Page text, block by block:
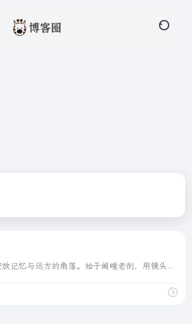
老街里，是我安放记忆与远方的角落。始于阚疃老街，用镜头抚摸时光的尘埃，用文字叩问记忆的门扉。摄影，是凝固旧日的声响；叙述，是编织内心的独白。在那些看似平凡的日子里，捡拾散落的瞬间，打捞沉淀于俗世里的光。故土的宁静与远方的念想，都被一一记录，成为生活的断章。这里的一切，不过是我与这世界，一场漫长而私密的对话。